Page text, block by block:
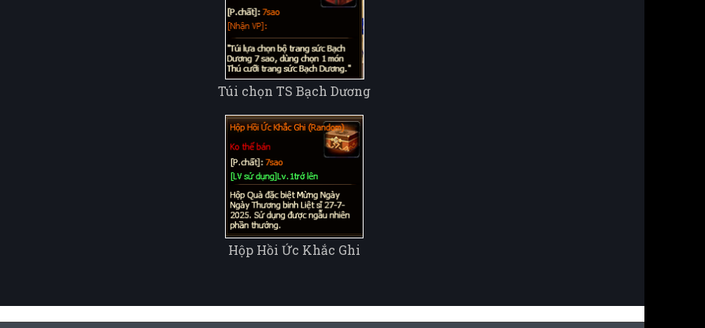
Túi chọn TS Bạch Dương
Hộp Hồi Ức Khắc Ghi